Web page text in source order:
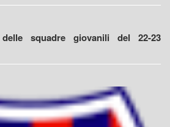
squadre giovanili del 22-23